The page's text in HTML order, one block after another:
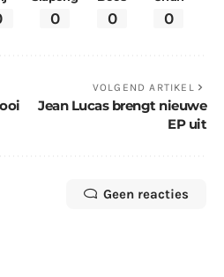
0 0 0
VOLGEND ARTIKEL
Jean Lucas brengt nieuwe
EP uit
Geen reacties